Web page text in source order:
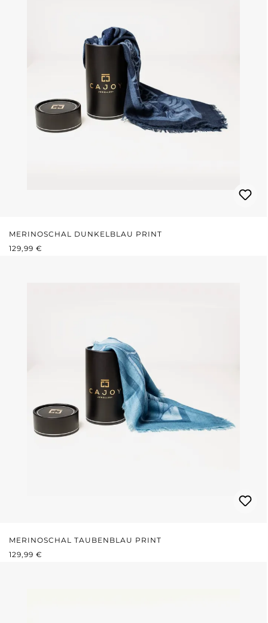
MERINOSCHAL DUNKELBLAU PRINT
REGULÄRER PREIS:
129,99 €
MERINOSCHAL TAUBENBLAU PRINT
REGULÄRER PREIS:
129,99 €